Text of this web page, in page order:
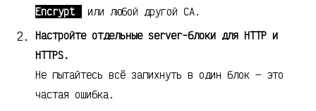
Encrypt
или любой другой CA.
Настройте отдельные server-блоки для HTTP и
HTTPS.
Не пытайтесь всё запихнуть в один блок — это
частая ошибка.